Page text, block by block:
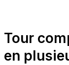
Tour
en